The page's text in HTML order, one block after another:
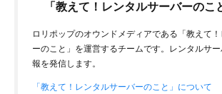
「教えて！レンタルサーバーのこ
ロリポップのオウンドメディアである「教えて
ーのこと」を運営するチームです。レンタルサ
報を発信します。
「教えて！レンタルサーバーのこと」について